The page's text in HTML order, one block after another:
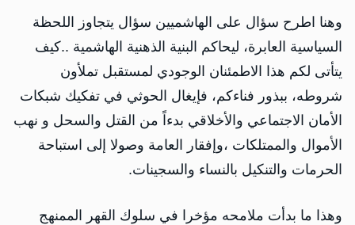
وهنا اطرح سؤال على الهاشميين سؤال يتجاوز اللحظة
السياسية العابرة، ليحاكم البنية الذهنية الهاشمية ..كيف
يتأتى لكم هذا الاطمئنان الوجودي لمستقبل تملأون
شروطه، ببذور فناءكم، فإيغال الحوثي في تفكيك شبكات
الأمان الاجتماعي والأخلاقي بدءاً من القتل والسحل و نهب
الأموال والممتلكات ،وإفقار العامة وصولا إلى استباحة
الحرمات والتنكيل بالنساء والسجينات.
وهذا ما بدأت ملامحه مؤخرا في سلوك القهر الممنهج